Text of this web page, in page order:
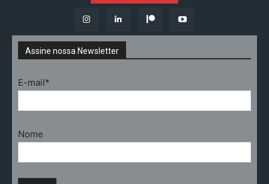
Assine nossa Newsletter
E-mail*
Nome